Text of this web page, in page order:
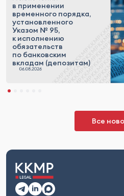
в применении
временного порядка,
установленного
Указом № 95,
к исполнению
обязательств
по банковским
вкладам (депозитам)
Все